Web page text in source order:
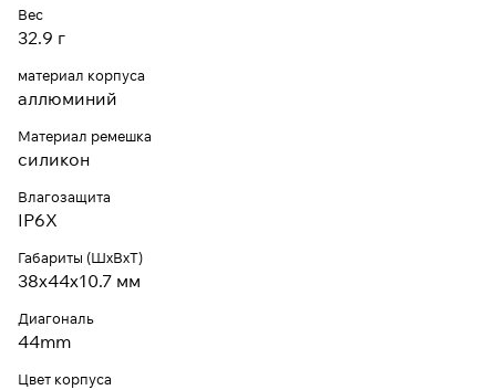
Вес
32.9 г
материал корпуса
аллюминий
Материал ремешка
силикон
Влагозащита
IP6X
Габариты (ШхВхТ)
38x44x10.7 мм
Диагональ
44mm
Цвет корпуса